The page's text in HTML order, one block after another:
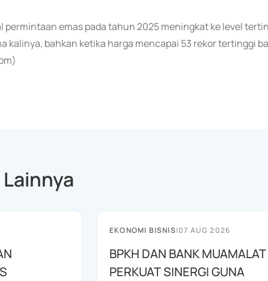
permintaan emas pada tahun 2025 meningkat ke level
kalinya, bahkan ketika harga mencapai 53 rekor tertinggi
EKONOMI BISNIS|07 AUG 2026
BPKH DAN BANK MUAMALAT
PERKUAT SINERGI GUNA